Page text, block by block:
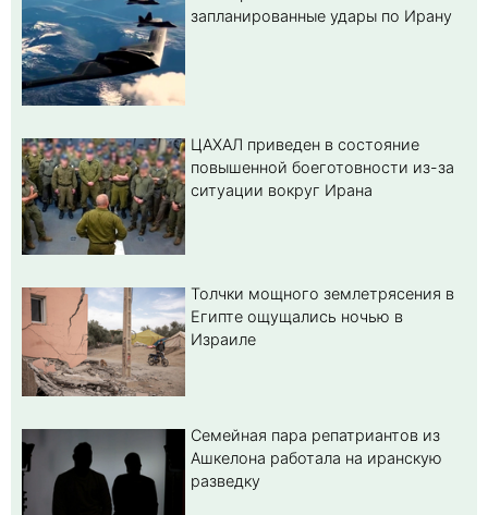
запланированные удары по Ирану
ЦАХАЛ приведен в состояние
повышенной боеготовности из-за
ситуации вокруг Ирана
Толчки мощного землетрясения в
Египте ощущались ночью в
Израиле
Семейная пара репатриантов из
Ашкелона работала на иранскую
разведку